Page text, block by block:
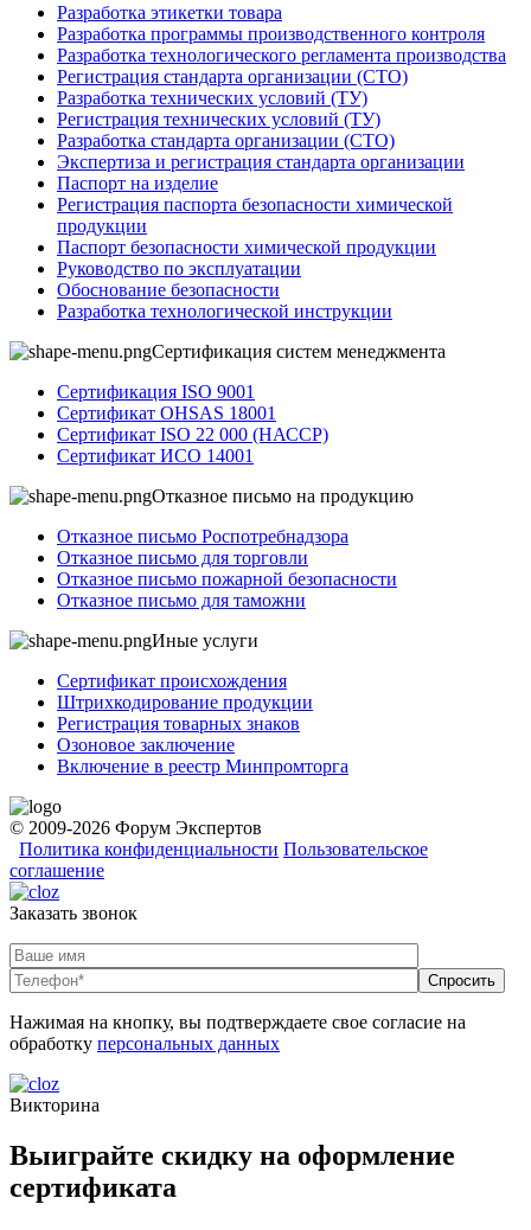
Разработка этикетки товара
Разработка программы производственного контроля
Разработка технологического регламента производства
Регистрация стандарта организации (СТО)
Разработка технических условий (ТУ)
Регистрация технических условий (ТУ)
Разработка стандарта организации (СТО)
Экспертиза и регистрация стандарта организации
Паспорт на изделие
Регистрация паспорта безопасности химической
продукции
Паспорт безопасности химической продукции
Руководство по эксплуатации
Обоснование безопасности
Разработка технологической инструкции
Сертификация систем менеджмента
Сертификация ISO 9001
Сертификат OHSAS 18001
Сертификат ISO 22 000 (НАССР)
Сертификат ИСО 14001
Отказное письмо на продукцию
Отказное письмо Роспотребнадзора
Отказное письмо для торговли
Отказное письмо пожарной безопасности
Отказное письмо для таможни
Иные услуги
Сертификат происхождения
Штрихкодирование продукции
Регистрация товарных знаков
Озоновое заключение
Включение в реестр Минпромторга
© 2009-2026 Форум Экспертов
Политика конфиденциальности Пользовательское
соглашение
Заказать звонок
Нажимая на кнопку, вы подтверждаете свое согласие на
обработку персональных данных
Викторина
Выиграйте скидку на оформление
сертификата